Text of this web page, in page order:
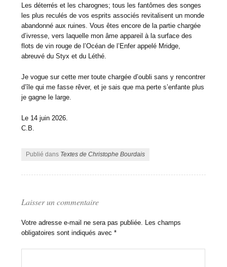
Les déterrés et les charognes; tous les fantômes des songes
les plus reculés de vos esprits associés revitalisent un monde
abandonné aux ruines. Vous êtes encore de la partie chargée
d’ivresse, vers laquelle mon âme appareil à la surface des
flots de vin rouge de l’Océan de l’Enfer appelé Mridge,
abreuvé du Styx et du Léthé.
Je vogue sur cette mer toute chargée d’oubli sans y rencontrer
d’île qui me fasse rêver, et je sais que ma perte s’enfante plus
je gagne le large.
Le 14 juin 2026.
C.B.
Publié dans Textes de Christophe Bourdais
Laisser un commentaire
Votre adresse e-mail ne sera pas publiée. Les champs
obligatoires sont indiqués avec*